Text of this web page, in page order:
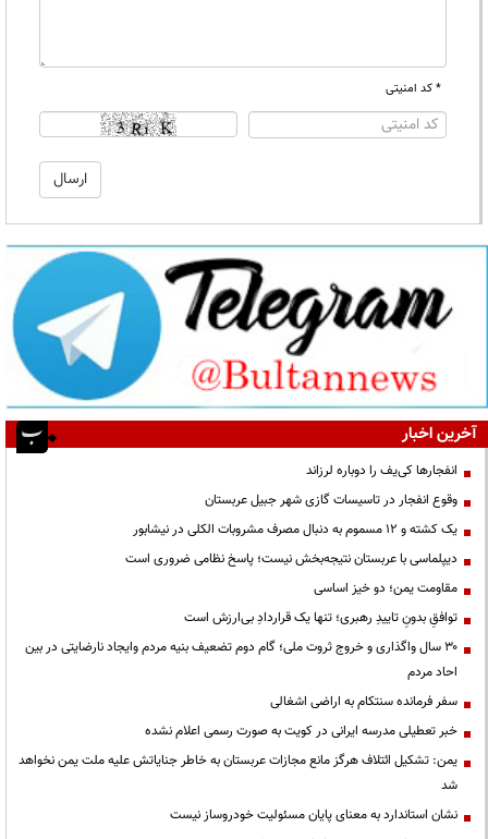
* کد امنیتی
آخرین اخبار
انفجارها کی‌یف را دوباره لرزاند
وقوع انفجار در تاسیسات گازی شهر جبیل عربستان
یک کشته و ۱۲ مسموم به دنبال مصرف مشروبات الکلی در نیشابور
دیپلماسی با عربستان نتیجه‌بخش نیست؛ پاسخ نظامی ضروری است
مقاومت یمن؛ دو خیز اساسی
توافقِ بدونِ تاییدِ رهبری؛ تنها یک قراردادِ بی‌ارزش است
۳۰ سال واگذاری و خروج ثروت ملی؛ گام دوم تضعیف بنیه مردم وایجاد نارضایتی در بین
احاد مردم
سفر فرمانده سنتکام به اراضی اشغالی
خبر تعطیلی مدرسه ایرانی در کویت به صورت رسمی اعلام نشده
یمن: تشکیل ائتلاف هرگز مانع مجازات عربستان به خاطر جنایاتش علیه ملت یمن نخواهد
شد
نشان استاندارد به معنای پایان مسئولیت خودروساز نیست